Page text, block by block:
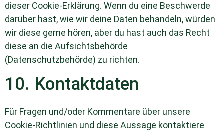
dieser Cookie-Erklärung. Wenn du eine Beschwerde
darüber hast, wie wir deine Daten behandeln, würden
wir diese gerne hören, aber du hast auch das Recht
diese an die Aufsichtsbehörde
(Datenschutzbehörde) zu richten.
10. Kontaktdaten
Für Fragen und/oder Kommentare über unsere
Cookie-Richtlinien und diese Aussage kontaktiere